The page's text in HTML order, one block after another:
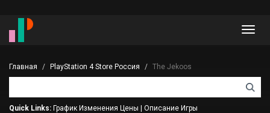
Главная PlayStation 4 Store Россия The Jekoos
Quick Links: График Изменения Цены Описание Игры